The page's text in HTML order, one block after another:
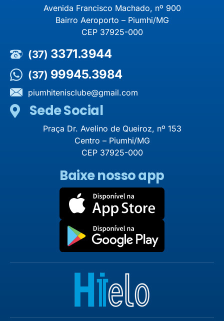
Avenida Francisco Machado, nº 900
Bairro Aeroporto – Piumhi/MG
CEP 37925-000
(37) 3371.3944
(37) 99945.3984
piumhitenisclube@gmail.com
Sede Social
Praça Dr. Avelino de Queiroz, nº 153
Centro – Piumhi/MG
CEP 37925-000
Baixe nosso app